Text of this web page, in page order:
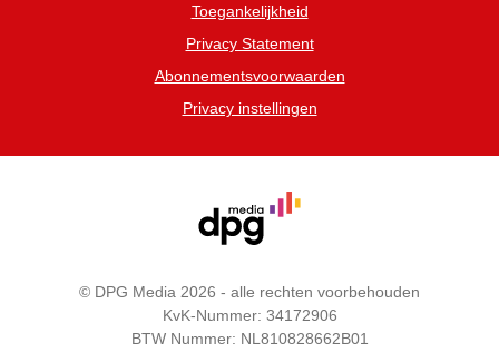
Toegankelijkheid
Privacy Statement
Abonnementsvoorwaarden
Privacy instellingen
© DPG Media 2026 - alle rechten voorbehouden
KvK-Nummer: 34172906
BTW Nummer: NL810828662B01